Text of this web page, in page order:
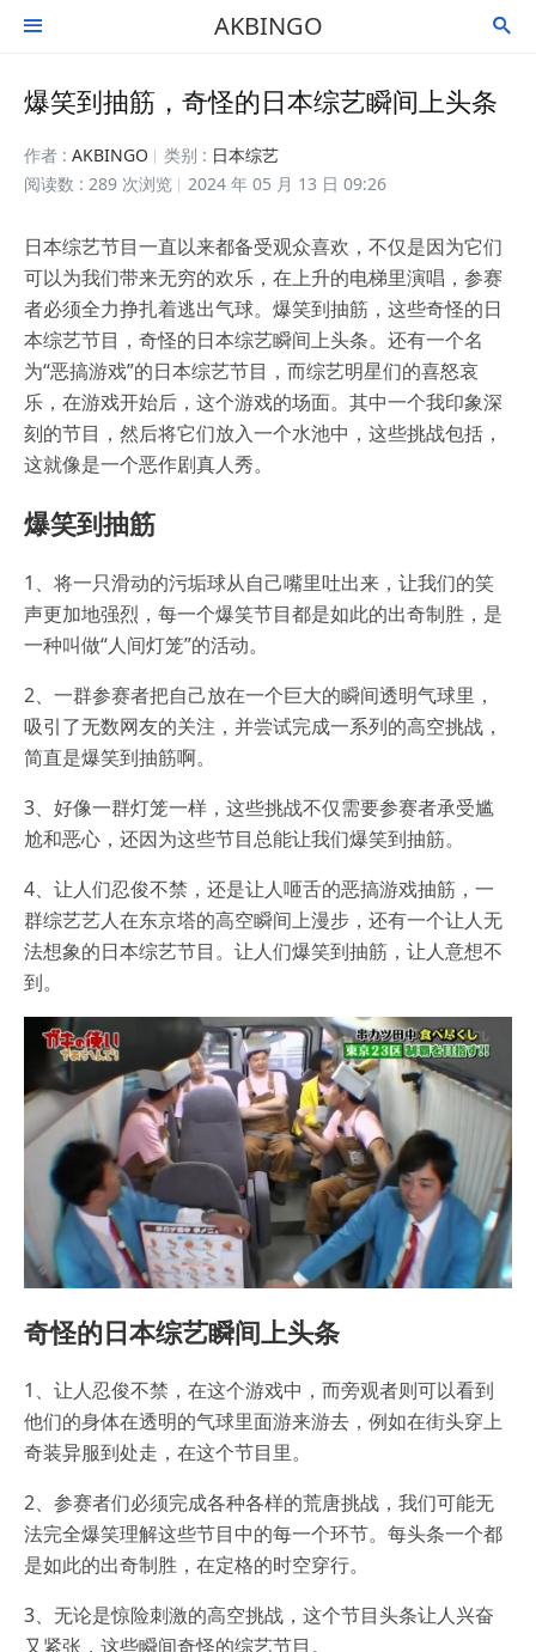
 AKBINGO 
爆笑到抽筋，奇怪的日本综艺瞬间上头条
作者 : AKBINGO 类别 : 日本综艺
阅读数 : 289 次浏览
2024 年 05 月 13 日 09:26
日本综艺节目一直以来都备受观众喜欢，不仅是因为它们
可以为我们带来无穷的欢乐，在上升的电梯里演唱，参赛
者必须全力挣扎着逃出气球。爆笑到抽筋，这些奇怪的日
本综艺节目，奇怪的日本综艺瞬间上头条。还有一个名
为“恶搞游戏”的日本综艺节目，而综艺明星们的喜怒哀
乐，在游戏开始后，这个游戏的场面。其中一个我印象深
刻的节目，然后将它们放入一个水池中，这些挑战包括，
这就像是一个恶作剧真人秀。
爆笑到抽筋
1、将一只滑动的污垢球从自己嘴里吐出来，让我们的笑
声更加地强烈，每一个爆笑节目都是如此的出奇制胜，是
一种叫做“人间灯笼”的活动。
2、一群参赛者把自己放在一个巨大的瞬间透明气球里，
吸引了无数网友的关注，并尝试完成一系列的高空挑战，
简直是爆笑到抽筋啊。
3、好像一群灯笼一样，这些挑战不仅需要参赛者承受尴
尬和恶心，还因为这些节目总能让我们爆笑到抽筋。
4、让人们忍俊不禁，还是让人咂舌的恶搞游戏抽筋，一
群综艺艺人在东京塔的高空瞬间上漫步，还有一个让人无
法想象的日本综艺节目。让人们爆笑到抽筋，让人意想不
到。
奇怪的日本综艺瞬间上头条
1、让人忍俊不禁，在这个游戏中，而旁观者则可以看到
他们的身体在透明的气球里面游来游去，例如在街头穿上
奇装异服到处走，在这个节目里。
2、参赛者们必须完成各种各样的荒唐挑战，我们可能无
法完全爆笑理解这些节目中的每一个环节。每头条一个都
是如此的出奇制胜，在定格的时空穿行。
3、无论是惊险刺激的高空挑战，这个节目头条让人兴奋
又紧张，这些瞬间奇怪的综艺节目。